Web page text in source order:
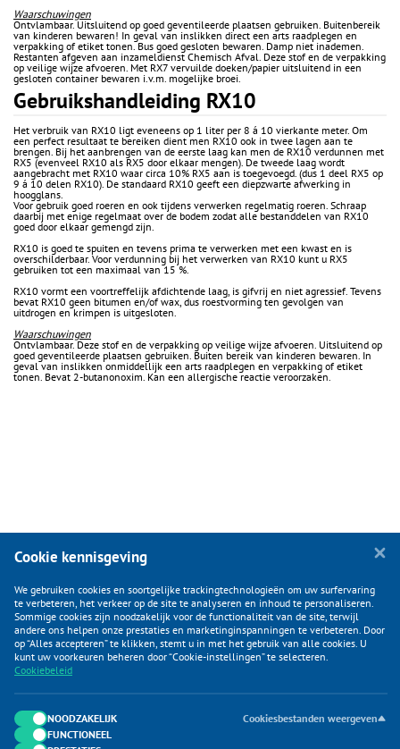
Waarschuwingen
Ontvlambaar. Uitsluitend op goed geventileerde plaatsen gebruiken. Buitenbereik
van kinderen bewaren! In geval van inslikken direct een arts raadplegen en
verpakking of etiket tonen. Bus goed gesloten bewaren. Damp niet inademen.
Restanten afgeven aan inzameldienst Chemisch Afval. Deze stof en de verpakking
op veilige wijze afvoeren. Met RX7 vervuilde doeken/papier uitsluitend in een
gesloten container bewaren i.v.m. mogelijke broei.
Gebruikshandleiding RX10
Het verbruik van RX10 ligt eveneens op 1 liter per 8 á 10 vierkante meter. Om
een perfect resultaat te bereiken dient men RX10 ook in twee lagen aan te
brengen. Bij het aanbrengen van de eerste laag kan men de RX10 verdunnen met
RX5 (evenveel RX10 als RX5 door elkaar mengen). De tweede laag wordt
aangebracht met RX10 waar circa 10% RX5 aan is toegevoegd. (dus 1 deel RX5 op
9 á 10 delen RX10). De standaard RX10 geeft een diepzwarte afwerking in
hoogglans.
Voor gebruik goed roeren en ook tijdens verwerken regelmatig roeren. Schraap
daarbij met enige regelmaat over de bodem zodat alle bestanddelen van RX10
goed door elkaar gemengd zijn.
RX10 is goed te spuiten en tevens prima te verwerken met een kwast en is
overschilderbaar. Voor verdunning bij het verwerken van RX10 kunt u RX5
gebruiken tot een maximaal van 15 %.
RX10 vormt een voortreffelijk afdichtende laag, is gifvrij en niet agressief. Tevens
bevat RX10 geen bitumen en/of wax, dus roestvorming ten gevolgen van
uitdrogen en krimpen is uitgesloten.
Waarschuwingen
Ontvlambaar. Deze stof en de verpakking op veilige wijze afvoeren. Uitsluitend op
goed geventileerde plaatsen gebruiken. Buiten bereik van kinderen bewaren. In
geval van inslikken onmiddellijk een arts raadplegen en verpakking of etiket
tonen. Bevat 2-butanonoxim. Kan een allergische reactie veroorzaken.
KLANTENSERVICE
CATEGORIEËN
DUIJVELAAR E-COMMERCE
Cookie kennisgeving
We gebruiken cookies en soortgelijke trackingtechnologieën om uw surfervaring
te verbeteren, het verkeer op de site te analyseren en inhoud te personaliseren.
Sommige cookies zijn noodzakelijk voor de functionaliteit van de site, terwijl
andere ons helpen onze prestaties en marketinginspanningen te verbeteren. Door
op “Alles accepteren” te klikken, stemt u in met het gebruik van alle cookies. U
kunt uw voorkeuren beheren door “Cookie-instellingen” te selecteren.
Cookiebeleid
NOODZAKELIJK
Cookiesbestanden weergeven
FUNCTIONEEL